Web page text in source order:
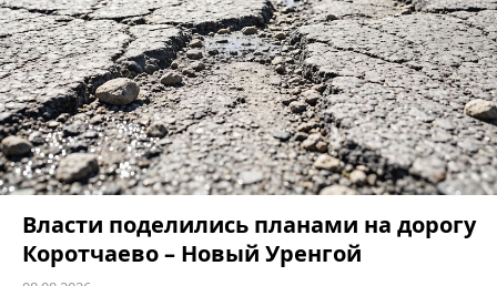
Власти поделились планами на дорогу
Коротчаево – Новый Уренгой